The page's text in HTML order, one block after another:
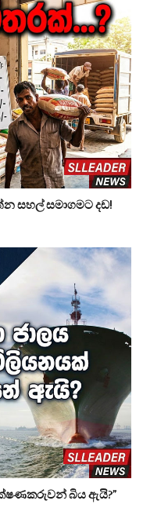
සහල් සමාගමට දඩ!
බිය ඇයි?”